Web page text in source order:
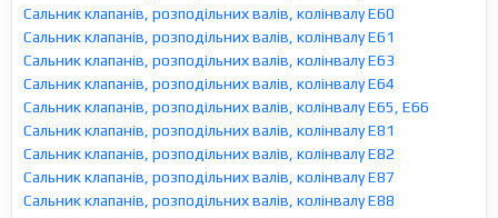
Сальник клапанів, розподільних валів, колінвалу E60
Сальник клапанів, розподільних валів, колінвалу E61
Сальник клапанів, розподільних валів, колінвалу E63
Сальник клапанів, розподільних валів, колінвалу E64
Сальник клапанів, розподільних валів, колінвалу E65, E66
Сальник клапанів, розподільних валів, колінвалу E81
Сальник клапанів, розподільних валів, колінвалу E82
Сальник клапанів, розподільних валів, колінвалу E87
Сальник клапанів, розподільних валів, колінвалу E88